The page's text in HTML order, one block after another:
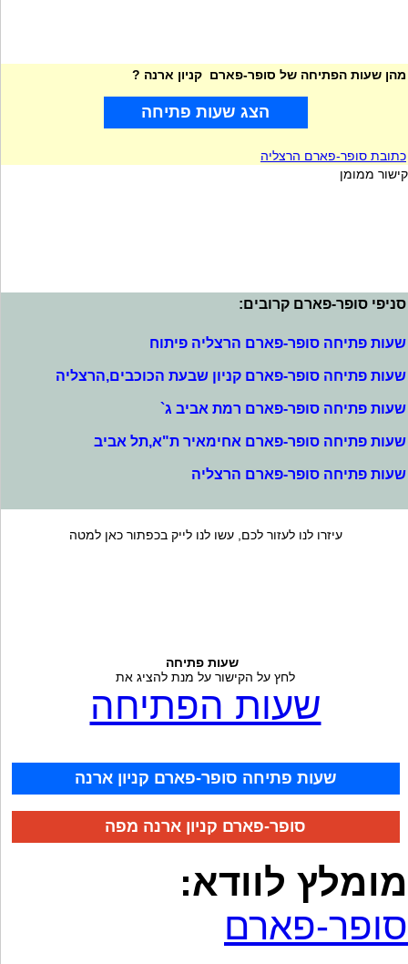
מהן שעות הפתיחה של סופר-פארם קניון ארנה ?
הצג שעות פתיחה
כתובת סופר-פארם הרצליה
קישור ממומן
סניפי סופר-פארם קרובים:
שעות פתיחה סופר-פארם הרצליה פיתוח
שעות פתיחה סופר-פארם קניון שבעת הכוכבים,הרצליה
שעות פתיחה סופר-פארם רמת אביב ג`
שעות פתיחה סופר-פארם אחימאיר ת"א,תל אביב
שעות פתיחה סופר-פארם הרצליה
עיזרו לנו לעזור לכם, עשו לנו לייק בכפתור כאן למטה
שעות פתיחה
לחץ על הקישור על מנת להציג את
שעות הפתיחה
שעות פתיחה סופר-פארם קניון ארנה
סופר-פארם קניון ארנה מפה
מומלץ לוודא:
סופר-פארם